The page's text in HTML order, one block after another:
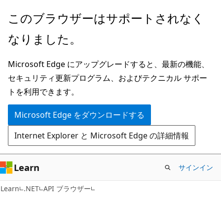
メ
ン
ン
テ
ン
ツ
に
ス
キ
ッ
プ
ペ
ジ
ナ
ビ
ゲ
ー
シ
ョ
ン
に
ス
キ
このブラウザーはサポートされなく
なりました。
Microsoft Edge にアップグレードすると、最新の機能、
セキュリティ更新プログラム、およびテクニカル サポー
トを利用できます。
Microsoft Edge をダウンロードする
Internet Explorer と Microsoft Edge の詳細情報
Learn サインイン
Learn .NET API ブラウザー